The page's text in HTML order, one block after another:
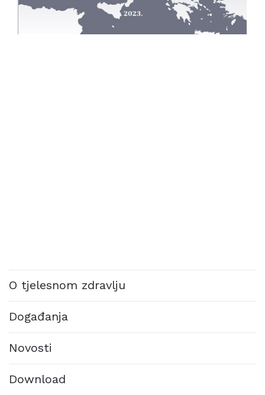
O tjelesnom zdravlju
Događanja
Novosti
Download